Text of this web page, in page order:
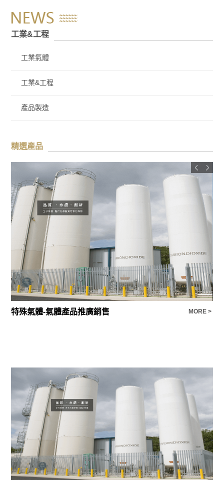
工業&工程
工業氣體
工業&工程
產品製造
精選產品
特殊氣體-氣體產品推廣銷售 MORE >